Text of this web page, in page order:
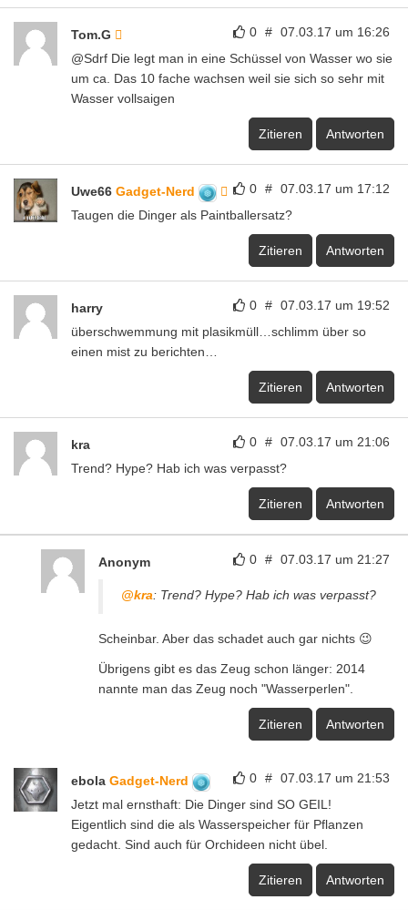
0 # 07.03.17 um 16:26
Tom.G
@Sdrf Die legt man in eine Schüssel von Wasser wo sie
um ca. Das 10 fache wachsen weil sie sich so sehr mit
Wasser vollsaigen
Zitieren Antworten
0 # 07.03.17 um 17:12
Uwe66 Gadget-Nerd
Taugen die Dinger als Paintballersatz?
Zitieren Antworten
0 # 07.03.17 um 19:52
harry
überschwemmung mit plasikmüll…schlimm über so
einen mist zu berichten…
Zitieren Antworten
0 # 07.03.17 um 21:06
kra
Trend? Hype? Hab ich was verpasst?
Zitieren Antworten
0 # 07.03.17 um 21:27
Anonym
@kra: Trend? Hype? Hab ich was verpasst?
Scheinbar. Aber das schadet auch gar nichts 😉
Übrigens gibt es das Zeug schon länger: 2014
nannte man das Zeug noch "Wasserperlen".
Zitieren Antworten
0 # 07.03.17 um 21:53
ebola Gadget-Nerd
Jetzt mal ernsthaft: Die Dinger sind SO GEIL!
Eigentlich sind die als Wasserspeicher für Pflanzen
gedacht. Sind auch für Orchideen nicht übel.
Zitieren Antworten